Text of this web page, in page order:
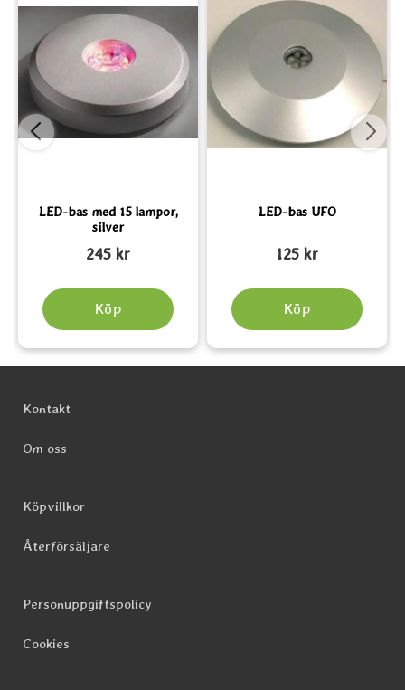
LED-bas med 15 lampor,
silver
Art. nr 1186245 kr
Köp
LED-bas UFO
Art. nr 1181125 kr
Köp
Kontakt
Om oss
Köpvillkor
Återförsäljare
Personuppgiftspolicy
Cookies